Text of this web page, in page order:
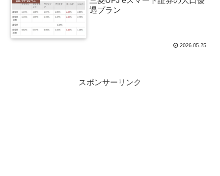
遇プラン
2026.05.25
スポンサーリンク